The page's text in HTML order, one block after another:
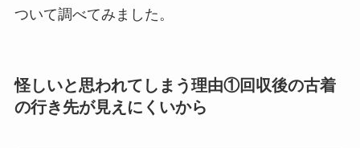
ユリカコーポレーシ
ついて調べてみました。
怪しいと思われてしまう理由①回収後の古着
の行き先が見えにくいから